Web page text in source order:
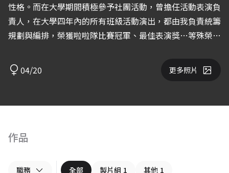
性格。而在大學期間積極參予社團活動，曾擔任活動表演負
責人，在大學四年內的所有班級活動演出，都由我負責統籌
規劃與編排，榮獲啦啦隊比賽冠軍、最佳表演獎…等殊榮。
熱忱依舊存在，一直都有持續進修及學習，希望未來也能將
舞蹈的歡樂帶給更多人。
04/20 更多照片
作品
職務 全部 製片組 1 其他 1